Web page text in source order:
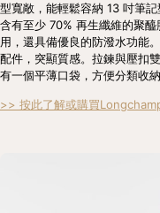
型寬敞，能輕鬆容納 13 吋筆
含有至少 70% 再生纖維的聚
用，還具備優良的防潑水功能
配件，突顯質感。拉鍊與壓扣
有一個平薄口袋，方便分類收
>> 按此了解或購買